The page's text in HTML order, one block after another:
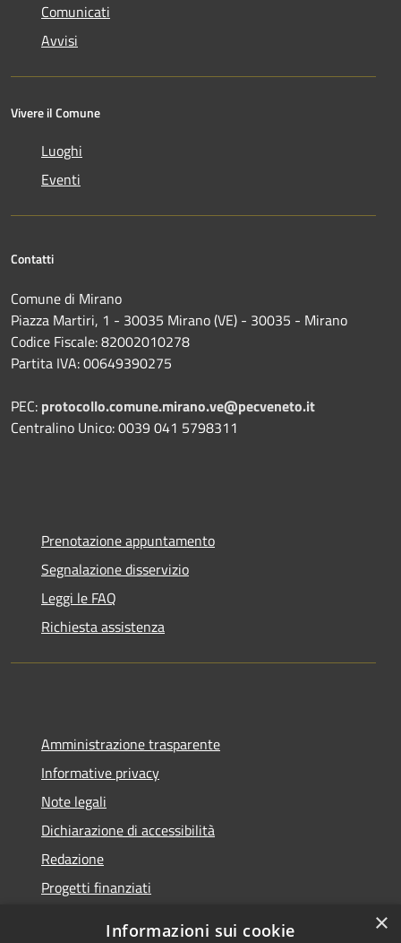
Comunicati
Avvisi
Vivere il Comune
Luoghi
Eventi
Contatti
Comune di Mirano
Piazza Martiri, 1 - 30035 Mirano (VE) - 30035 - Mirano
Codice Fiscale: 82002010278
Partita IVA: 00649390275
PEC: protocollo.comune.mirano.ve@pecveneto.it
Centralino Unico: 0039 041 5798311
Prenotazione appuntamento
Segnalazione disservizio
Leggi le FAQ
Richiesta assistenza
Amministrazione trasparente
Informative privacy
Note legali
Dichiarazione di accessibilità
Redazione
Progetti finanziati
×
Informazioni sui cookie